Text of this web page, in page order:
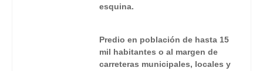
esquina.
Predio en población de hasta 15
mil habitantes o al margen de
carreteras municipales, locales y